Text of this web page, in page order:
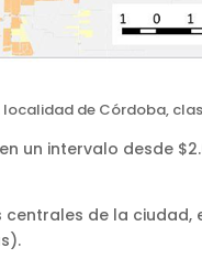
de Córdoba,
un intervalo desde
de la